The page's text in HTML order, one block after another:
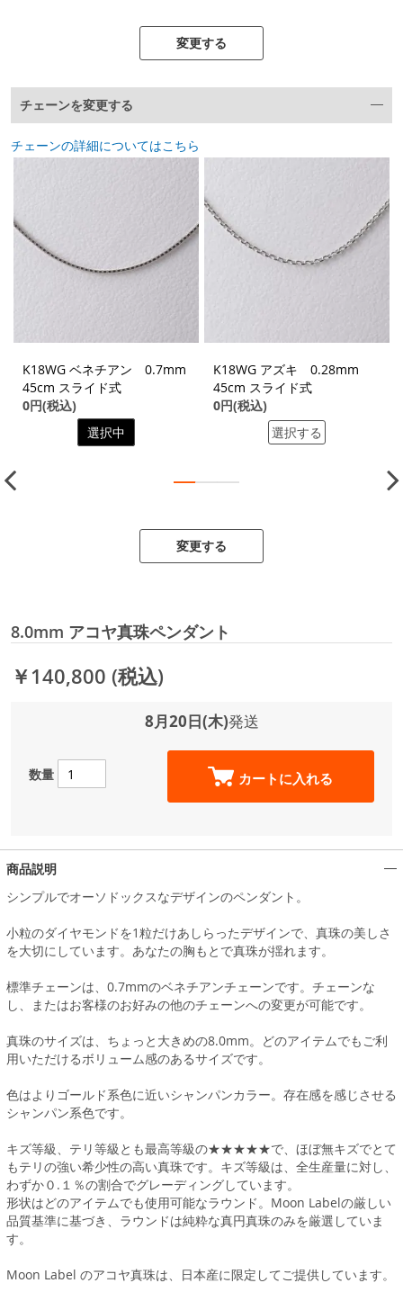
変更する
チェーンを変更する
チェーンの詳細についてはこちら
K18WG ベネチアン 0.7mm
45cm スライド式
0円(税込)
選択中
K18WG アズキ 0.28mm
45cm スライド式
0円(税込)
選択する
変更する
8.0mm アコヤ真珠ペンダント
￥140,800 (税込)
8月20日(木)発送
数量 カートに入れる
商品説明
シンプルでオーソドックスなデザインのペンダント。
小粒のダイヤモンドを1粒だけあしらったデザインで、真珠の美しさ
を大切にしています。あなたの胸もとで真珠が揺れます。
標準チェーンは、0.7mmのベネチアンチェーンです。チェーンな
し、またはお客様のお好みの他のチェーンへの変更が可能です。
真珠のサイズは、ちょっと大きめの8.0mm。どのアイテムでもご利
用いただけるボリューム感のあるサイズです。
色はよりゴールド系色に近いシャンパンカラー。存在感を感じさせる
シャンパン系色です。
キズ等級、テリ等級とも最高等級の★★★★★で、ほぼ無キズでとて
もテリの強い希少性の高い真珠です。キズ等級は、全生産量に対し、
わずか０.１％の割合でグレーディングしています。
形状はどのアイテムでも使用可能なラウンド。Moon Labelの厳しい
品質基準に基づき、ラウンドは純粋な真円真珠のみを厳選していま
す。
Moon Label のアコヤ真珠は、日本産に限定してご提供しています。